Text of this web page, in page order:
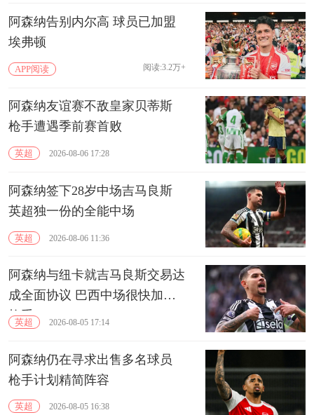
阿森纳告别内尔高 球员已加盟
埃弗顿
APP阅读 阅读:3.2万+
阿森纳友谊赛不敌皇家贝蒂斯
枪手遭遇季前赛首败
英超 2026-08-06 17:28
阿森纳签下28岁中场吉马良斯
英超独一份的全能中场
英超 2026-08-06 11:36
阿森纳与纽卡就吉马良斯交易达
成全面协议 巴西中场很快加盟
枪手
英超 2026-08-05 17:14
阿森纳仍在寻求出售多名球员
枪手计划精简阵容
英超 2026-08-05 16:38